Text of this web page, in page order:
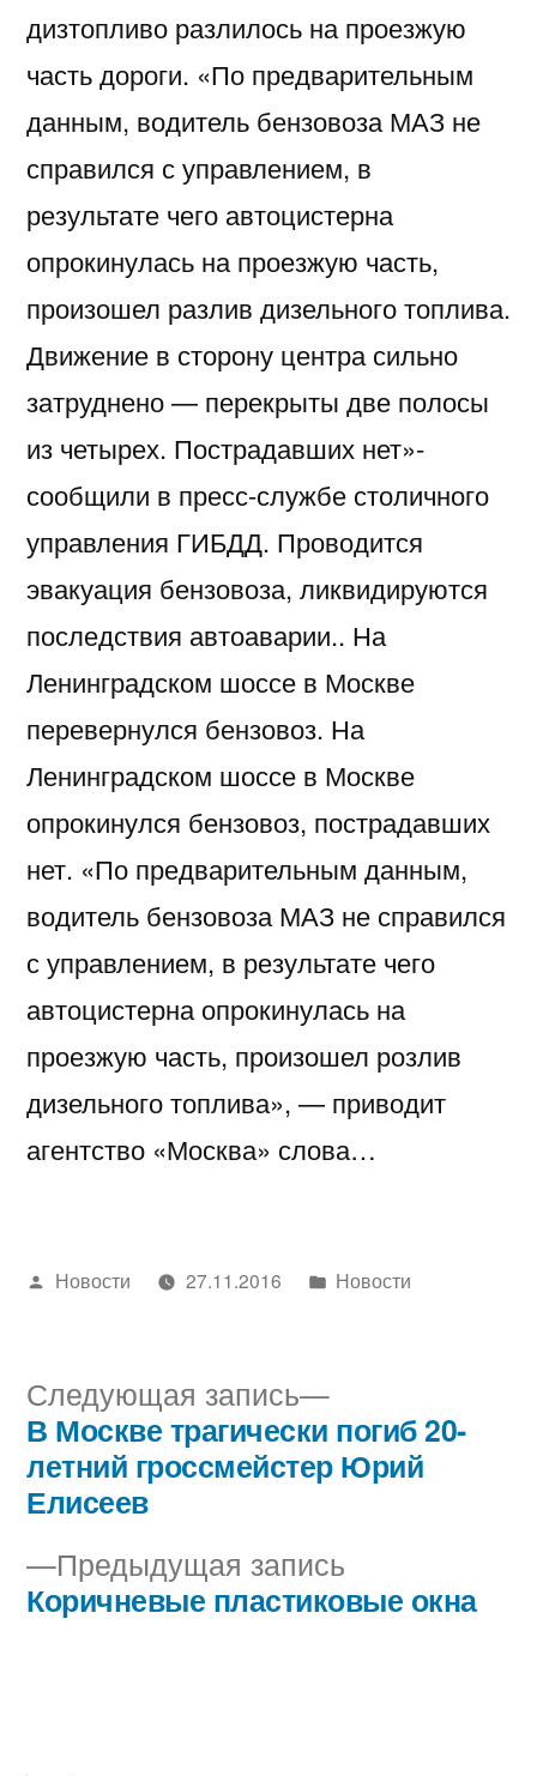
дизтопливо разлилось на проезжую
часть дороги. «По предварительным
данным, водитель бензовоза МАЗ не
справился с управлением, в
результате чего автоцистерна
опрокинулась на проезжую часть,
произошел разлив дизельного топлива.
Движение в сторону центра сильно
затруднено — перекрыты две полосы
из четырех. Пострадавших нет»-
сообщили в пресс-службе столичного
управления ГИБДД. Проводится
эвакуация бензовоза, ликвидируются
последствия автоаварии.. На
Ленинградском шоссе в Москве
перевернулся бензовоз. На
Ленинградском шоссе в Москве
опрокинулся бензовоз, пострадавших
нет. «По предварительным данным,
водитель бензовоза МАЗ не справился
с управлением, в результате чего
автоцистерна опрокинулась на
проезжую часть, произошел розлив
дизельного топлива», — приводит
агентство «Москва» слова…
Написано
Новости 27.11.2016
Написано
Новости
Навигация
по
записям
Предыдущая запись
запись:
Коричневые пластиковые окна
Следующая запись
Следующая
запись:
В Москве трагически погиб 20-
летний гроссмейстер Юрий
Елисеев